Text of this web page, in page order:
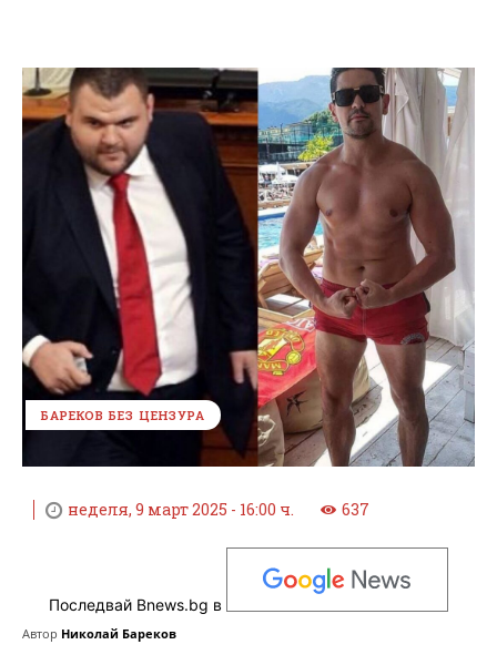
БАРЕКОВ БЕЗ ЦЕНЗУРА
неделя, 9 март 2025 - 16:00 ч. 637
Последвай Bnews.bg в
Автор Николай Бареков